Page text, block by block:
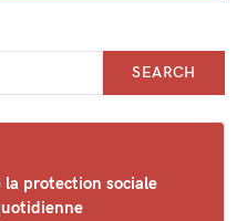
SEARCH
la protection sociale